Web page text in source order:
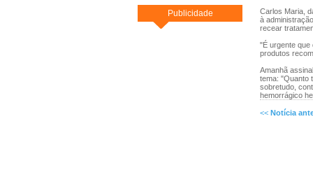
Publicidade
Carlos Maria,
à
recear
"É urgente
produtos
Amanhã
tema: "Quanto
sobretudo,
hemorrágico
<< Notícia